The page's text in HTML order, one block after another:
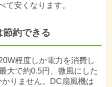
て安くなります。
約できる
程度しか電力を消費し
大で約0.5円、微風にした
りません。DC扇風機は